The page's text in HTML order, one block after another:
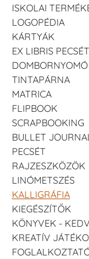
ISKOLAI
LOGOPÉDIA
KÁRTYÁK
EX LIBRIS PECSÉT
DOMBORNYOMÓ
TINTAPÁRNA
MATRICA
FLIPBOOK
SCRAPBOOKING
BULLET JOURNAL
PECSÉT
RAJZESZKÖZÖK
LINÓMETSZÉS
KALLIGRÁFIA
KIEGÉSZÍTŐK
KÖNYVEK -
KREATÍV